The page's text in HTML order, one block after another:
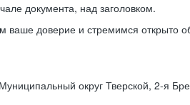
документа, над заголовком.
ваше доверие и стремимся открыто
округ Тверской, 2-я